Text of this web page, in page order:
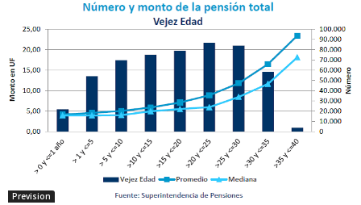
Prevision